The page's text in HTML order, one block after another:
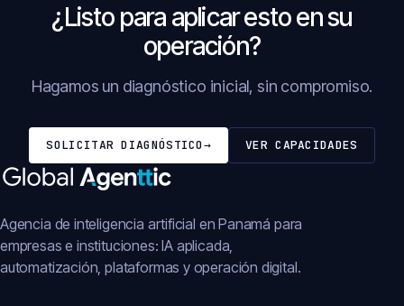
¿Listo para aplicar esto en su
operación?
Hagamos un diagnóstico inicial, sin compromiso.
SOLICITAR DIAGNÓSTICO→ VER CAPACIDADES
Agencia de inteligencia artificial en Panamá para
empresas e instituciones: IA aplicada,
automatización, plataformas y operación digital.